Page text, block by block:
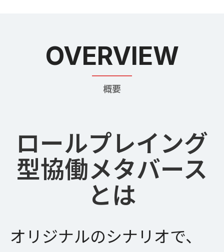
OVERVIEW
概要
ロールプレイング
型協働メタバース
とは
オリジナルのシナリオで、